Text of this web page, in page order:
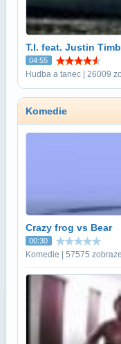
T.I. feat. Justin
04:55
Hudba a tanec | 26009
Komedie
Crazy frog vs Bear
00:30
Komedie | 57575